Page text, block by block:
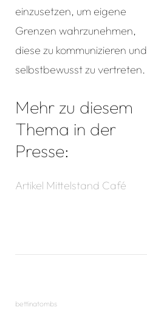
einzusetzen, um eigene
Grenzen wahrzunehmen,
diese zu kommunizieren und
selbstbewusst zu vertreten.
Mehr zu diesem
Thema in der
Presse:
Artikel Mittelstand Café
bettinatombs